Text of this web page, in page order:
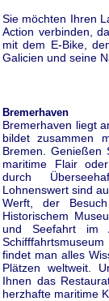
Sie möchten Ihren
Action verbinden,
mit dem E-Bike,
Galicien und seine
Bremerhaven
Bremerhaven liegt
bildet zusammen
Bremen. Genießen
maritime Flair
durch
Lohnenswert sind
Werft, der
Historischem
und Seefahrt im
findet man alles
Plätzen weltweit.
Ihnen das
herzhafte maritime